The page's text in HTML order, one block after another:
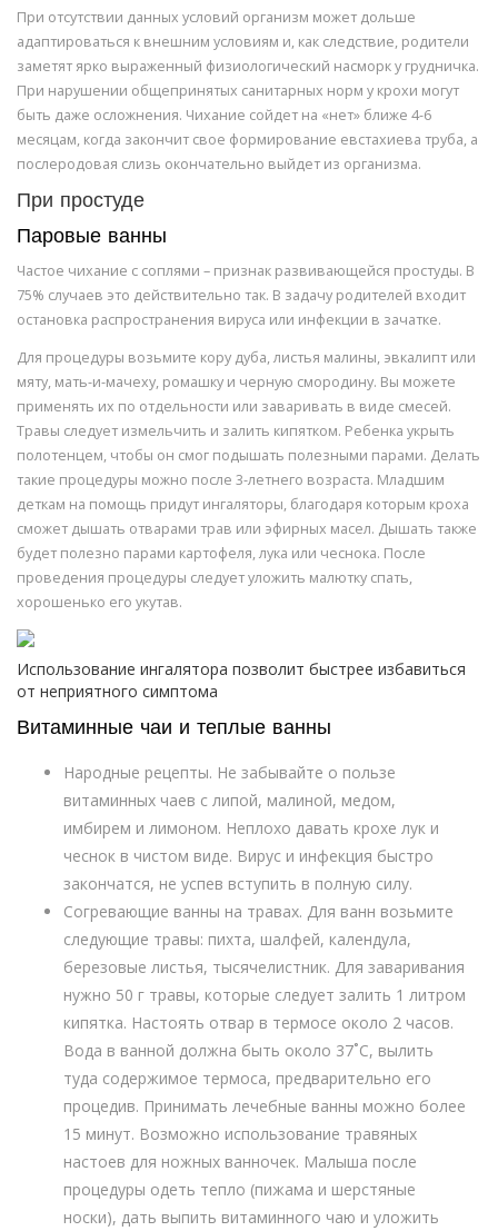
При отсутствии данных условий организм может дольше
адаптироваться к внешним условиям и, как следствие, родители
заметят ярко выраженный физиологический насморк у грудничка.
При нарушении общепринятых санитарных норм у крохи могут
быть даже осложнения. Чихание сойдет на «нет» ближе 4-6
месяцам, когда закончит свое формирование евстахиева труба, а
послеродовая слизь окончательно выйдет из организма.
При простуде
Паровые ванны
Частое чихание с соплями – признак развивающейся простуды. В
75% случаев это действительно так. В задачу родителей входит
остановка распространения вируса или инфекции в зачатке.
Для процедуры возьмите кору дуба, листья малины, эвкалипт или
мяту, мать-и-мачеху, ромашку и черную смородину. Вы можете
применять их по отдельности или заваривать в виде смесей.
Травы следует измельчить и залить кипятком. Ребенка укрыть
полотенцем, чтобы он смог подышать полезными парами. Делать
такие процедуры можно после 3-летнего возраста. Младшим
деткам на помощь придут ингаляторы, благодаря которым кроха
сможет дышать отварами трав или эфирных масел. Дышать также
будет полезно парами картофеля, лука или чеснока. После
проведения процедуры следует уложить малютку спать,
хорошенько его укутав.
Использование ингалятора позволит быстрее избавиться
от неприятного симптома
Витаминные чаи и теплые ванны
Народные рецепты. Не забывайте о пользе
витаминных чаев с липой, малиной, медом,
имбирем и лимоном. Неплохо давать крохе лук и
чеснок в чистом виде. Вирус и инфекция быстро
закончатся, не успев вступить в полную силу.
Согревающие ванны на травах. Для ванн возьмите
следующие травы: пихта, шалфей, календула,
березовые листья, тысячелистник. Для заваривания
нужно 50 г травы, которые следует залить 1 литром
кипятка. Настоять отвар в термосе около 2 часов.
Вода в ванной должна быть около 37˚С, вылить
туда содержимое термоса, предварительно его
процедив. Принимать лечебные ванны можно более
15 минут. Возможно использование травяных
настоев для ножных ванночек. Малыша после
процедуры одеть тепло (пижама и шерстяные
носки), дать выпить витаминного чаю и уложить